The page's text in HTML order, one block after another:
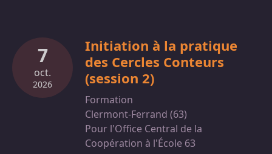
7
oct.
2026
Initiation à la pratique
des Cercles Conteurs
(session 2)
Formation
Clermont-Ferrand (63)
Pour l'Office Central de la
Coopération à l'École 63